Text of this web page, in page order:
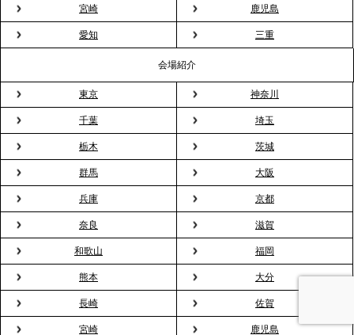
プレスリリースのご案内｜2026年、春の親睦は「花
粉レス」な室内花見。福利厚生としても注目され
る、快適で新しいお花見体験
2026.3.5
プレスリリースのご案内｜「室内お花見」の法人利
用が前年比4倍に急増。オフィスに桜が届く福利厚生
の新定番
2026.2.13
プレスリリースのご案内｜オフィスが「１日限定の
バー」に！福利厚生・社内交流を格上げする《出張
バーテンダー》サービスを開始
2026.1.26
プレスリリースのご案内｜もう「義理チョコ」で悩
宮崎 鹿児島
愛知 三重
会場紹介
東京 神奈川
千葉 埼玉
栃木 茨城
群馬 大阪
兵庫 京都
奈良 滋賀
和歌山 福岡
熊本 大分
長崎 佐賀
宮崎 鹿児島